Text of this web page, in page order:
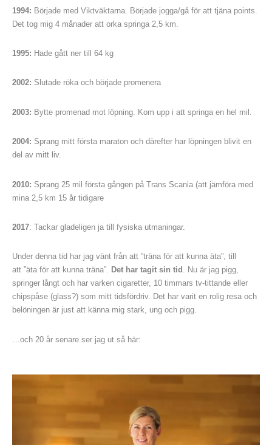
1994: Började med Viktväktarna. Började jogga/gå för att tjäna points.
Det tog mig 4 månader att orka springa 2,5 km.
1995: Hade gått ner till 64 kg
2002: Slutade röka och började promenera
2003: Bytte promenad mot löpning. Kom upp i att springa en hel mil.
2004: Sprang mitt första maraton och därefter har löpningen blivit en
del av mitt liv.
2010: Sprang 25 mil första gången på Trans Scania (att jämföra med
mina 2,5 km 15 år tidigare
2017: Tackar gladeligen ja till fysiska utmaningar.
Under denna tid har jag vänt från att ”träna för att kunna äta”, till
att ”äta för att kunna träna”. Det har tagit sin tid . Nu är jag pigg,
springer långt och har varken cigaretter, 10 timmars tv-tittande eller
chipspåse (glass?) som mitt tidsfördriv. Det har varit en rolig resa och
belöningen är just att känna mig stark, ung och pigg.
…och 20 år senare ser jag ut så här: